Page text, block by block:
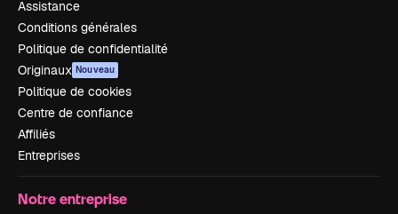
Assistance
Conditions générales
Politique de confidentialité
Originaux Nouveau
Politique de cookies
Centre de confiance
Affiliés
Entreprises
Notre entreprise